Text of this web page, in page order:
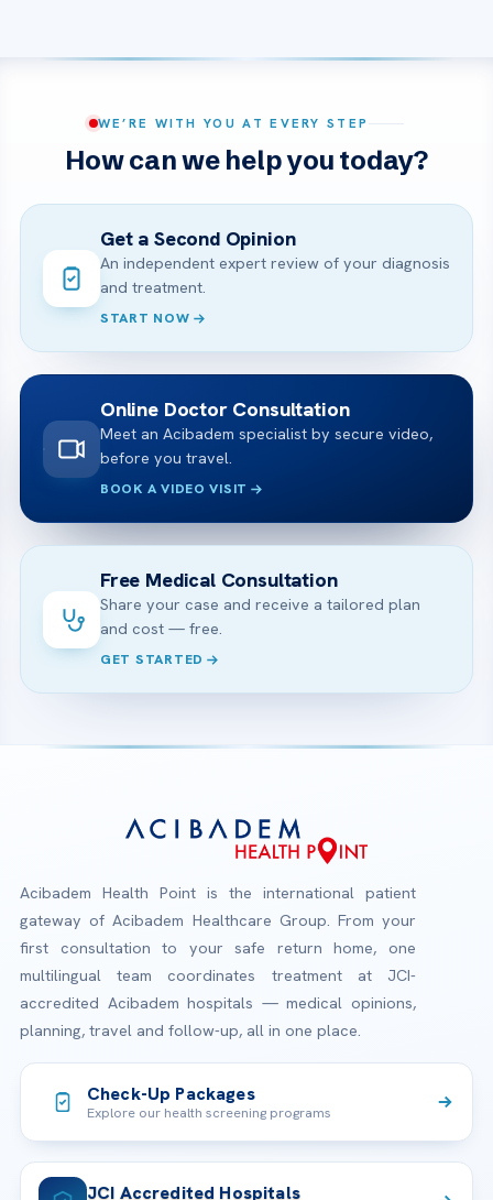
WE’RE WITH YOU AT EVERY STEP
How can we help you today?
Get a Second Opinion
An independent expert review of your diagnosis
and treatment.
START NOW
Online Doctor Consultation
Meet an Acibadem specialist by secure video,
before you travel.
BOOK A VIDEO VISIT
Free Medical Consultation
Share your case and receive a tailored plan
and cost — free.
GET STARTED
Acibadem Health Point is the international patient
gateway of Acibadem Healthcare Group. From your
first consultation to your safe return home, one
multilingual team coordinates treatment at JCI-
accredited Acibadem hospitals — medical opinions,
planning, travel and follow-up, all in one place.
Check-Up Packages
Explore our health screening programs
JCI Accredited Hospitals